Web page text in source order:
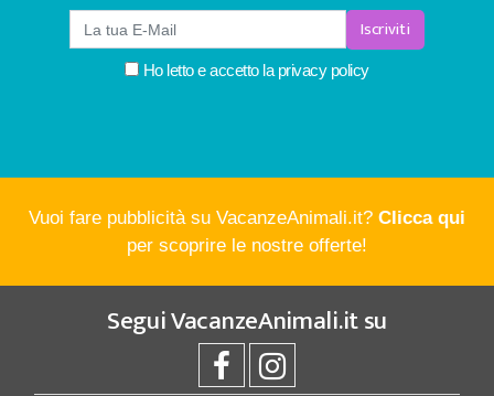
Iscriviti
Ho letto e accetto la privacy policy
Vuoi fare pubblicità su VacanzeAnimali.it? Clicca qui
per scoprire le nostre offerte!
SeguiVacanzeAnimali.itsu